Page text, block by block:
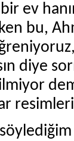
ev
bu,
diye